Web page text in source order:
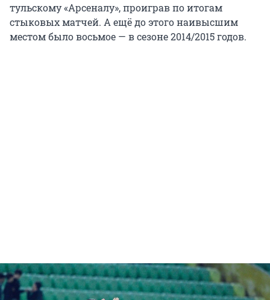
тульскому «Арсеналу», проиграв по итогам
стыковых матчей. А ещё до этого наивысшим
местом было восьмое — в сезоне 2014/2015 годов.